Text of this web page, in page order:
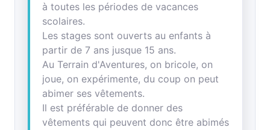
à toutes les périodes de vacances
scolaires.
Les stages sont ouverts au enfants à
partir de 7 ans jusque 15 ans.
Au Terrain d'Aventures, on bricole, on
joue, on expérimente, du coup on peut
abimer ses vêtements.
Il est préférable de donner des
vêtements qui peuvent donc être abimés